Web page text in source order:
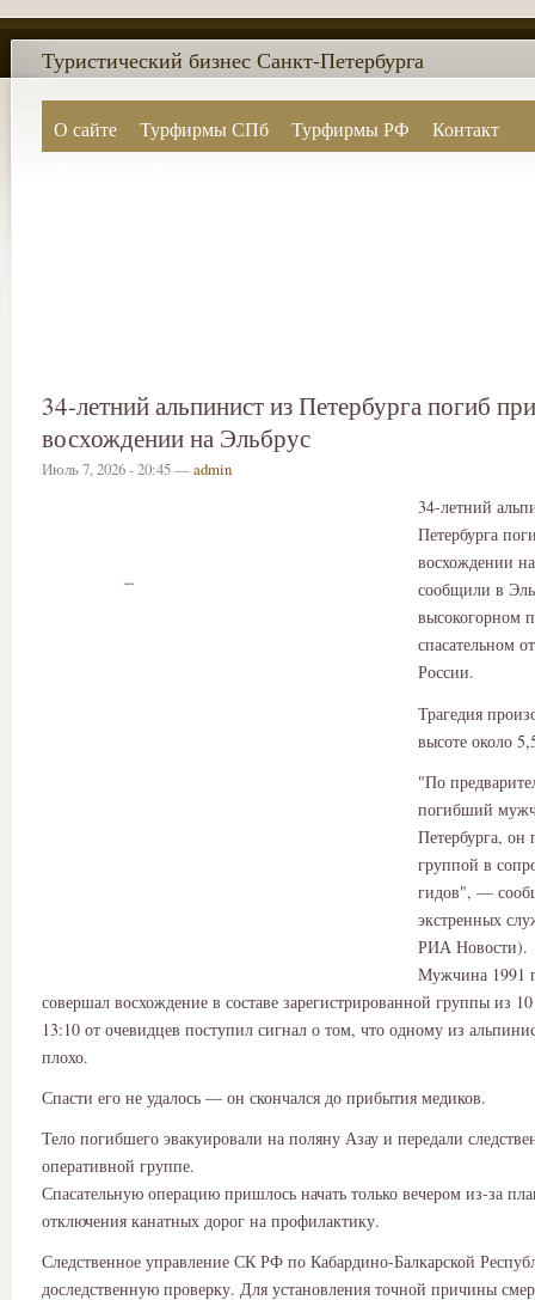
О сайте Турфирмы СПб Турфирмы РФ
Контакт
Туристический бизнес Санкт-Петербурга
34-летний альпинист из Петербурга погиб при
восхождении на Эльбрус
Июль 7, 2026 - 20:45 —admin
34-летний
Петербурга
восхождении
сообщили в
высокогорном
спасательном
России.
Трагедия
высоте около
"По
погибший
Петербурга, он
группой в
гидов", —
экстренных
РИА Новости).
Мужчина 1991
совершал восхождение в составе зарегистрированной группы из
13:10 от очевидцев поступил сигнал о том, что одному из
плохо.
Спасти его не удалось — он скончался до прибытия медиков.
Тело погибшего эвакуировали на поляну Азау и передали
оперативной группе.
Спасательную операцию пришлось начать только вечером из-за
отключения канатных дорог на профилактику.
Следственное управление СК РФ по Кабардино-Балкарской
доследственную проверку. Для установления точной причины